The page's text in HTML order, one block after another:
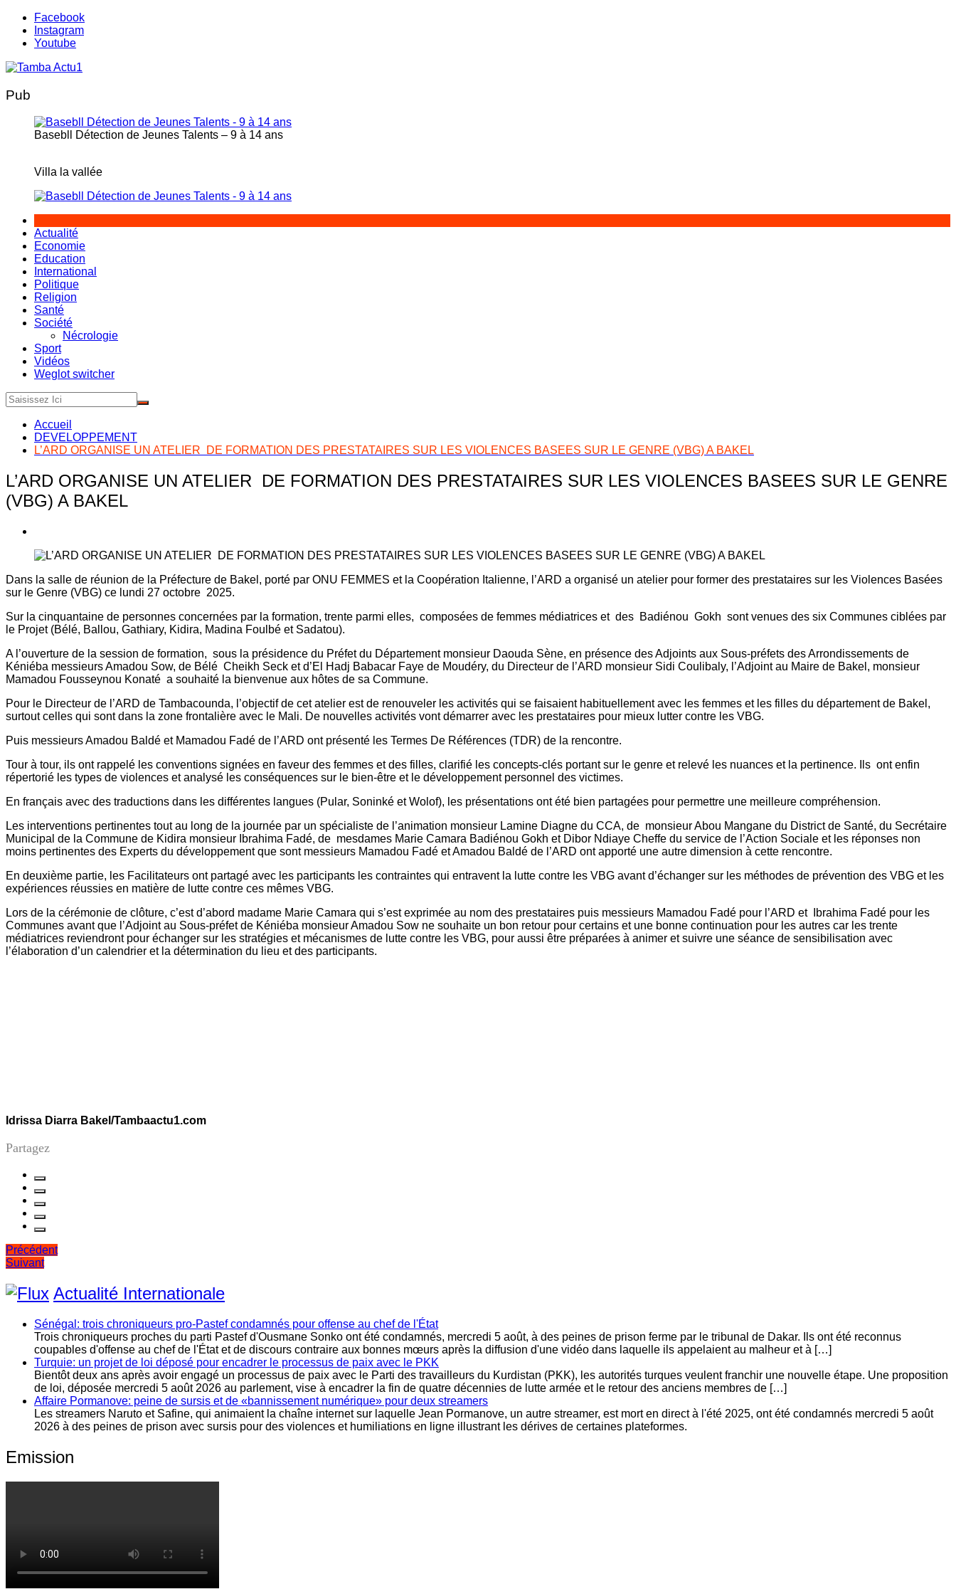
Aller
contenu
Facebook
Instagram
Youtube
Pub
Basebll Détection de Jeunes Talents – 9 à 14 ans
Villa la vallée
Actualité
Economie
Education
International
Politique
Religion
Santé
Société
Nécrologie
Sport
Vidéos
Weglot switcher
Accueil
DEVELOPPEMENT
L’ARD ORGANISE UN ATELIER DE FORMATION DES PRESTATAIRES SUR LES VIOLENCES BASEES SUR LE GENRE (VBG) A BAKEL
L’ARD ORGANISE UN ATELIER DE FORMATION DES PRESTATAIRES SUR LES VIOLENCES BASEES SUR LE GENRE
(VBG) A BAKEL
Dans la salle de réunion de la Préfecture de Bakel, porté par ONU FEMMES et la Coopération Italienne, l’ARD a organisé un atelier pour former des prestataires sur les Violences Basées
sur le Genre (VBG) ce lundi 27 octobre 2025.
Sur la cinquantaine de personnes concernées par la formation, trente parmi elles, composées de femmes médiatrices et des Badiénou Gokh sont venues des six Communes ciblées par
le Projet (Bélé, Ballou, Gathiary, Kidira, Madina Foulbé et Sadatou).
A l’ouverture de la session de formation, sous la présidence du Préfet du Département monsieur Daouda Sène, en présence des Adjoints aux Sous-préfets des Arrondissements de
Kéniéba messieurs Amadou Sow, de Bélé Cheikh Seck et d’El Hadj Babacar Faye de Moudéry, du Directeur de l’ARD monsieur Sidi Coulibaly, l’Adjoint au Maire de Bakel, monsieur
Mamadou Fousseynou Konaté a souhaité la bienvenue aux hôtes de sa Commune.
Pour le Directeur de l’ARD de Tambacounda, l’objectif de cet atelier est de renouveler les activités qui se faisaient habituellement avec les femmes et les filles du département de Bakel,
surtout celles qui sont dans la zone frontalière avec le Mali. De nouvelles activités vont démarrer avec les prestataires pour mieux lutter contre les VBG.
Puis messieurs Amadou Baldé et Mamadou Fadé de l’ARD ont présenté les Termes De Références (TDR) de la rencontre.
Tour à tour, ils ont rappelé les conventions signées en faveur des femmes et des filles, clarifié les concepts-clés portant sur le genre et relevé les nuances et la pertinence. Ils ont enfin
répertorié les types de violences et analysé les conséquences sur le bien-être et le développement personnel des victimes.
En français avec des traductions dans les différentes langues (Pular, Soninké et Wolof), les présentations ont été bien partagées pour permettre une meilleure compréhension.
Les interventions pertinentes tout au long de la journée par un spécialiste de l’animation monsieur Lamine Diagne du CCA, de monsieur Abou Mangane du District de Santé, du Secrétaire
Municipal de la Commune de Kidira monsieur Ibrahima Fadé, de mesdames Marie Camara Badiénou Gokh et Dibor Ndiaye Cheffe du service de l’Action Sociale et les réponses non
moins pertinentes des Experts du développement que sont messieurs Mamadou Fadé et Amadou Baldé de l’ARD ont apporté une autre dimension à cette rencontre.
En deuxième partie, les Facilitateurs ont partagé avec les participants les contraintes qui entravent la lutte contre les VBG avant d’échanger sur les méthodes de prévention des VBG et les
expériences réussies en matière de lutte contre ces mêmes VBG.
Lors de la cérémonie de clôture, c’est d’abord madame Marie Camara qui s’est exprimée au nom des prestataires puis messieurs Mamadou Fadé pour l’ARD et Ibrahima Fadé pour les
Communes avant que l’Adjoint au Sous-préfet de Kéniéba monsieur Amadou Sow ne souhaite un bon retour pour certains et une bonne continuation pour les autres car les trente
médiatrices reviendront pour échanger sur les stratégies et mécanismes de lutte contre les VBG, pour aussi être préparées à animer et suivre une séance de sensibilisation avec
l’élaboration d’un calendrier et la détermination du lieu et des participants.
Idrissa Diarra Bakel/Tambaactu1.com
Partagez
Navigation
de
l’article
Précédent
Suivant
Actualité Internationale
Sénégal: trois chroniqueurs pro-Pastef condamnés pour offense au chef de l'État
Trois chroniqueurs proches du parti Pastef d'Ousmane Sonko ont été condamnés, mercredi 5 août, à des peines de prison ferme par le tribunal de Dakar. Ils ont été reconnus
coupables d'offense au chef de l'État et de discours contraire aux bonnes mœurs après la diffusion d'une vidéo dans laquelle ils appelaient au malheur et à […]
Turquie: un projet de loi déposé pour encadrer le processus de paix avec le PKK
Bientôt deux ans après avoir engagé un processus de paix avec le Parti des travailleurs du Kurdistan (PKK), les autorités turques veulent franchir une nouvelle étape. Une proposition
de loi, déposée mercredi 5 août 2026 au parlement, vise à encadrer la fin de quatre décennies de lutte armée et le retour des anciens membres de […]
Affaire Pormanove: peine de sursis et de «bannissement numérique» pour deux streamers
Les streamers Naruto et Safine, qui animaient la chaîne internet sur laquelle Jean Pormanove, un autre streamer, est mort en direct à l'été 2025, ont été condamnés mercredi 5 août
2026 à des peines de prison avec sursis pour des violences et humiliations en ligne illustrant les dérives de certaines plateformes.
Emission